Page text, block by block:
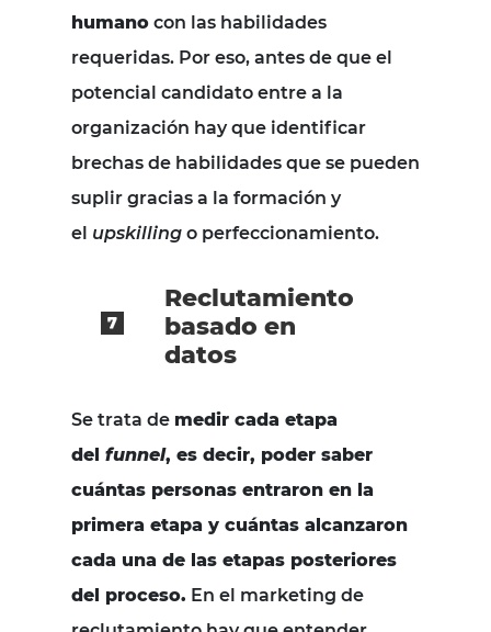
humano con las habilidades
requeridas. Por eso, antes de que el
potencial candidato entre a la
organización hay que identificar
brechas de habilidades que se pueden
suplir gracias a la formación y
el upskilling o perfeccionamiento.
Reclutamiento
basado en
datos
Se trata de medir cada etapa
del funnel, es decir, poder saber
cuántas personas entraron en la
primera etapa y cuántas alcanzaron
cada una de las etapas posteriores
del proceso. En el marketing de